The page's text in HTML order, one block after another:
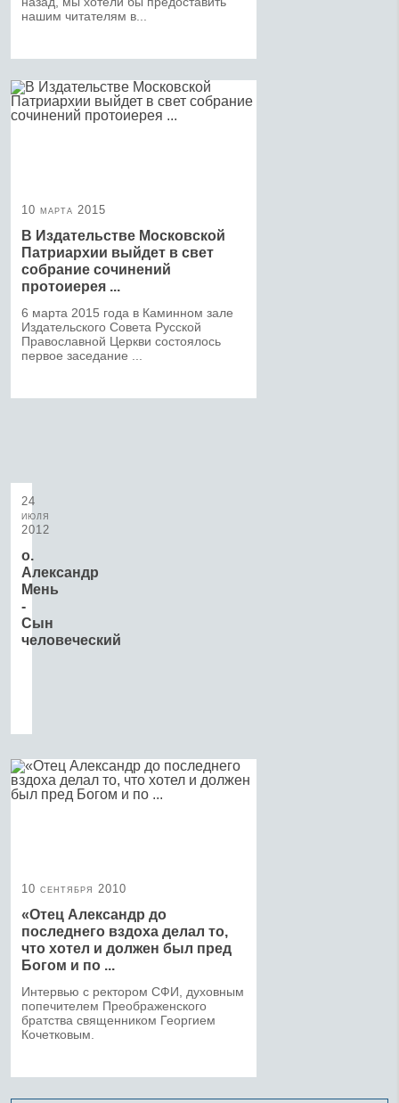
нашим читателям в...
10 марта 2015
В Издательстве Московской
Патриархии выйдет в свет
собрание сочинений
протоиерея ...
6 марта 2015 года в Каминном зале
Издательского Совета Русской
Православной Церкви состоялось
первое заседание ...
24
июля
2012
о.
Александр
Мень
-
Сын
человеческий
10 сентября 2010
«Отец Александр до
последнего вздоха делал то,
что хотел и должен был пред
Богом и по ...
Интервью с ректором СФИ, духовным
попечителем Преображенского
братства священником Георгием
Кочетковым.